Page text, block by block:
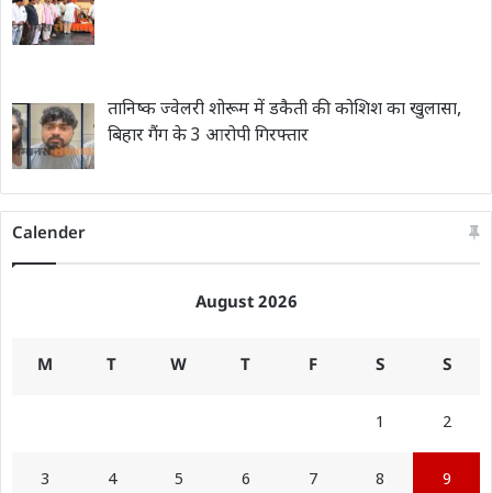
तानिष्क ज्वेलरी शोरूम में डकैती की कोशिश का खुलासा,
बिहार गैंग के 3 आरोपी गिरफ्तार
Calender
August 2026
M T W T F S S
1 2
3 4 5 6 7 8 9